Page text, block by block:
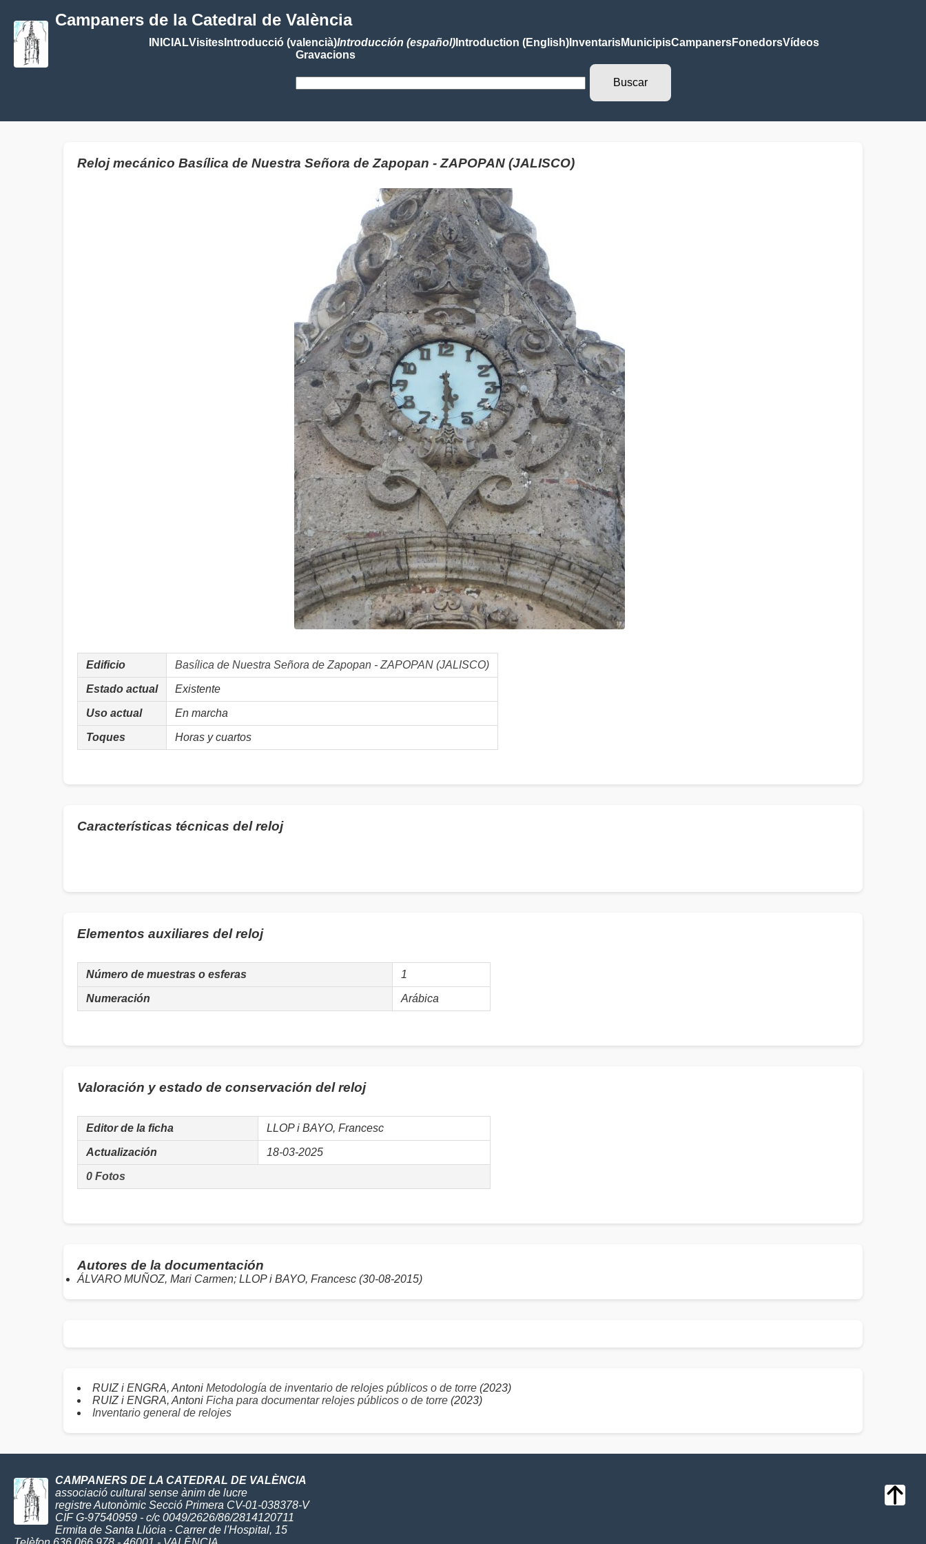
Campaners de la Catedral de València
INICIALVisitesIntroducció (valencià)Introducción (español)Introduction (English)InventarisMunicipisCampanersFonedorsVídeos
Gravacions
Reloj mecánico Basílica de Nuestra Señora de Zapopan - ZAPOPAN (JALISCO)
Edificio Basílica de Nuestra Señora de Zapopan - ZAPOPAN (JALISCO)
Estado actual Existente
Uso actual En marcha
Toques Horas y cuartos
Características técnicas del reloj
Elementos auxiliares del reloj
Número de muestras o esferas 1
Numeración Arábica
Valoración y estado de conservación del reloj
Editor de la ficha LLOP i BAYO, Francesc
Actualización 18-03-2025
0 Fotos
Autores de la documentación
ÁLVARO MUÑOZ, Mari Carmen; LLOP i BAYO, Francesc (30-08-2015)
RUIZ i ENGRA, Antoni Metodología de inventario de relojes públicos o de torre (2023)
RUIZ i ENGRA, Antoni Ficha para documentar relojes públicos o de torre (2023)
Inventario general de relojes
CAMPANERS DE LA CATEDRAL DE VALÈNCIA
associació cultural sense ànim de lucre
registre Autonòmic Secció Primera CV-01-038378-V
CIF G-97540959 - c/c 0049/2626/86/2814120711
Ermita de Santa Llúcia - Carrer de l'Hospital, 15